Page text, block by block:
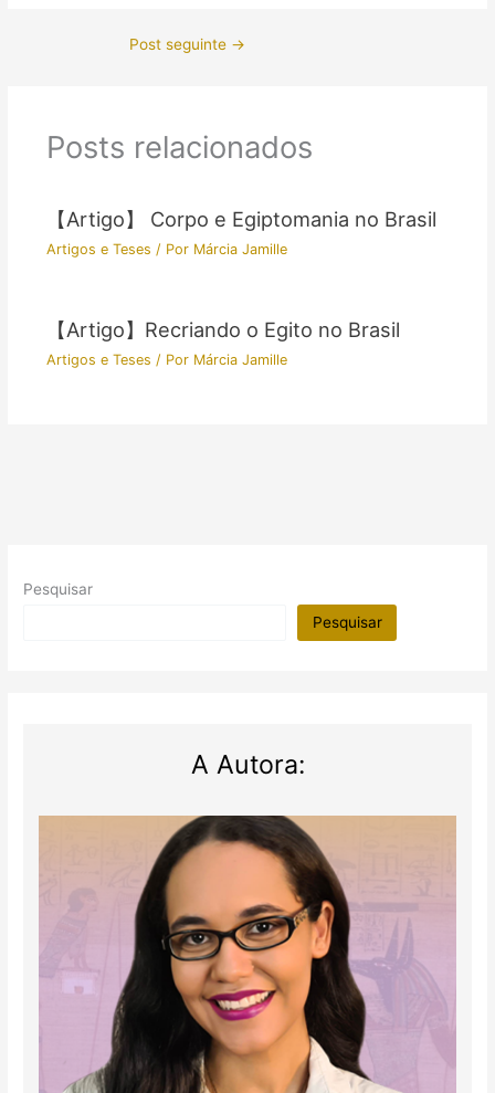
Post seguinte →
Posts relacionados
【Artigo】 Corpo e Egiptomania no Brasil
Artigos e Teses / Por Márcia Jamille
【Artigo】Recriando o Egito no Brasil
Artigos e Teses / Por Márcia Jamille
Pesquisar
Pesquisar
A Autora: